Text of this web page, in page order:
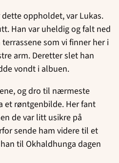
oppholdet, var Lukas.
Han var uheldig og falt ned
som vi finner her i
arm. Deretter slet han
vondt i albuen.
og dro til nærmeste
et røntgenbilde. Her fant
de var litt usikre på
sende ham videre til et
til Okhaldhunga dagen